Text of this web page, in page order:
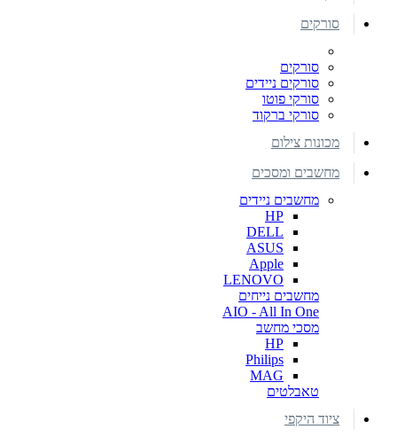
סורקים
סורקים
סורקים ניידים
סורקי פוטו
סורקי ברקוד
מכונות צילום
מחשבים ומסכים
מחשבים ניידים
HP
DELL
ASUS
Apple
LENOVO
מחשבים נייחים
AIO - All In One
מסכי מחשב
HP
Philips
MAG
טאבלטים
ציוד היקפי